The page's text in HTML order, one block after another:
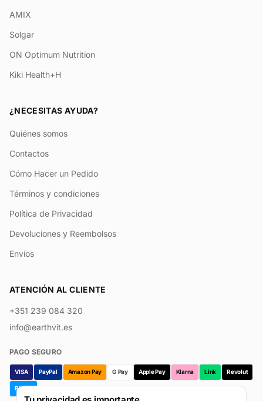
AMIX
Solgar
ON Optimum Nutrition
Kiki Health+H
¿NECESITAS AYUDA?
Quiénes somos
Contactos
Cómo Hacer un Pedido
Términos y condiciones
Política de Privacidad
Devoluciones y Reembolsos
Envíos
ATENCIÓN AL CLIENTE
+351 239 084 320
info@earthvit.es
PAGO SEGURO
VISA PayPal Amazon Pay G Pay Apple Pay Klarna Link Revolut
Bizum